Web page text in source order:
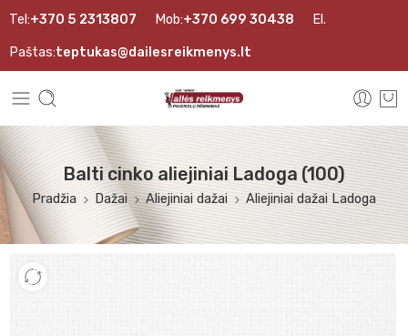
Tel:+370 5 2313807 Mob:+370 699 30438 El.
Paštas:teptukas@dailesreikmenys.lt
Balti cinko aliejiniai Ladoga (100)
Pradžia Dažai Aliejiniai dažai Aliejiniai dažai Ladoga